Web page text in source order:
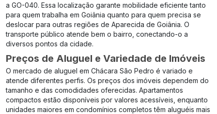
a GO-040. Essa localização garante mobilidade eficiente tanto
para quem trabalha em Goiânia quanto para quem precisa se
deslocar para outras regiões de Aparecida de Goiânia. O
transporte público atende bem o bairro, conectando-o a
diversos pontos da cidade.
Preços de Aluguel e Variedade de Imóveis
O mercado de aluguel em Chácara São Pedro é variado e
atende diferentes perfis. Os preços dos imóveis dependem do
tamanho e das comodidades oferecidas. Apartamentos
compactos estão disponíveis por valores acessíveis, enquanto
unidades maiores em condomínios completos têm aluguéis mais